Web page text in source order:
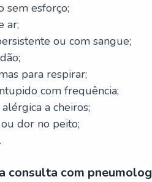
sem esforço;
ar;
ou com sangue;
para respirar;
com frequência;
alérgica a cheiros;
dor no peito;
consulta com